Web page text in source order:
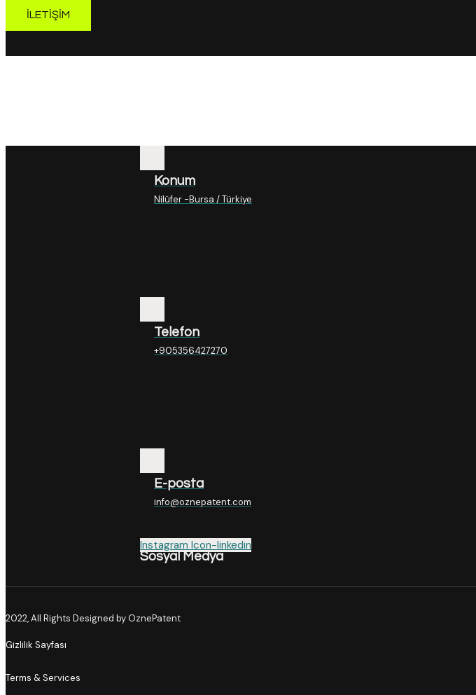
İLETIŞIM
Konum
Nilüfer -Bursa / Türkiye
Telefon
+905356427270
E-posta
info@oznepatent.com
Sosyal Medya
Instagram Icon-linkedin
2022, All Rights Designed by OznePatent
Gizlilik Sayfası
Terms & Services